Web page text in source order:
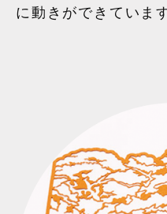
に動きができていま